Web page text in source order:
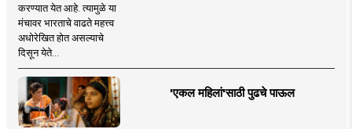
करण्यात येत आहे. त्यामुळे या
मंचावर भारताचे वाढते महत्त्व
अधोरेखित होत असल्याचे
दिसून येते...
'एकल महिलां'साठी पुढचे पाऊल